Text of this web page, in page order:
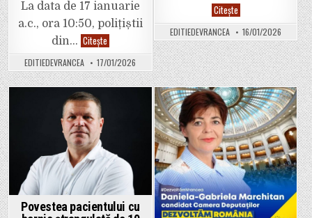
cumpărat
funcția
președinte
al
Comisiei
juridice?”
La data de 17 ianuarie
a.c., ora 10:50, polițiștii
din… CiteșteO
adolescentă
de
18
ani
din
către
părinți.
Ați
văzut-
o?
Delia
Elena
Chelaru
EDITIEDEVRANCEA 17/01/2026
CiteșteFlorin
Roșu
este
noul
director
al
Colegiului
Național
Pedagogic
„Spiru
Haret”
din
Focșani,
în
locul
Natașei
Simion.
EDITIEDEVRANCEA 16/01/2026
Posted
Povestea pacientului cu
Posted
in